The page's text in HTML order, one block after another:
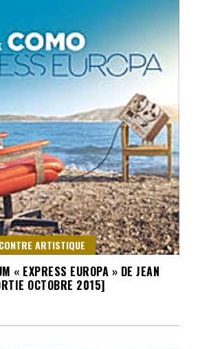
ARTISTIQUE
« EXPRESS EUROPA » DE JEAN
OCTOBRE 2015]